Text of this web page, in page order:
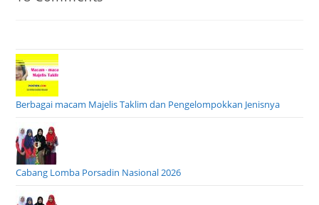
Berbagai macam Majelis Taklim dan Pengelompokkan Jenisnya
Cabang Lomba Porsadin Nasional 2026